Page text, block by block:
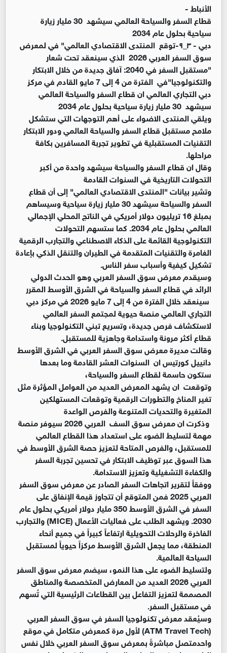
الأنباط -
قطاع السفر والسياحة العالمي سيشهد 30 مليار زيارة
سياحية بحلول عام 2034
دبي - ٣_٩-توقع المنتدى الاقتصادي العالمي" في لمعرض
سوق السفر العربي 2026 الذي سينعقد تحت شعار
"مستقبل السفر في 2040: آفاق جديدة من خلال الابتكار
والتكنولوجيا"في الفترة من 4 إلى 7 مايو القادم في مركز
دبي التجاري العالمي ان قطاع السفر والسياحة العالمي
سيشهد 30 مليار زيارة سياحية بحلول عام 2034
ويلقي المنتدى الاضواء على أهم التوجهات التي ستشكل
ملامح مستقبل قطاع السفر والسياحة العالمي ودور الابتكار
التقنيات المستقبلية في تطوير تجربة المسافرين بكافة
مراحلها.
وقال ان قطاع السفر والسياحة سيشهد واحدة من أكبر
التحولات التاريخية في السنوات القادمة
وتشير بيانات "المنتدى الاقتصادي العالمي" إلى أن قطاع
السفر والسياحة سيشهد 30 مليار زيارة سياحية وسيساهم
بمبلغ 16 تريليون دولار أمريكي في الناتج المحلي الإجمالي
العالمي بحلول عام 2034. كما ستسهم التحولات
التكنولوجية القائمة على الذكاء الاصطناعي والتجارب الرقمية
الغامرة والتقنيات المتقدمة في الطيران والتنقل الذكي بإعادة
تشكيل كيفية وأسباب سفر الناس.
وسيقدم معرض سوق السفر العربي وهو الحدث الدولي
الرائد في قطاع السفر والسياحة في الشرق الأوسط المقرر
سينعقد خلال الفترة من 4 إلى 7 مايو 2026 في مركز دبي
التجاري العالمي منصة حيوية لمجتمع السفر العالمي
لاستكشاف فرص جديدة، وتسريع تبني التكنولوجيا وبناء
قطاع أكثر مرونة واستدامة وجاهزية للمستقبل.
وقالت مديرة معرض سوق السفر العربي في الشرق الأوسط
دانييل كورتيس ان السنوات العشر القادمة وما بعدها
ستكون حاسمة لقطاع السفر والسياحة،
وتوقعت ان يشهد المعرض العديد من العوامل المؤثرة مثل
تغير المناخ والتطورات الرقمية وتوقعات المستهلكين
المتغيرة والتحديات المتنوعة والفرص الواعدة
وذكرت ان معرض سوق السف العربي 2026 سيوفر منصة
مهمة لتسليط الضوء على استعداد هذا القطاع العالمي
للمستقبل، والفرص المتاحة لتعزيز حصة الشرق الأوسط في
هذا السوق عبر توظيف الابتكار في تحسين تجربة السفر
والكفاءة التشغيلية وتعزيز الاستدامة.
ووفقاً لتقرير اتجاهات السفر الصادر عن معرض سوق السفر
العربي 2025 فمن المتوقع أن تتجاوز قيمة الإنفاق على
السفر في الشرق الأوسط 350 مليار دولار أمريكي بحلول عام
2030. ويشهد الطلب على فعاليات الأعمال (MICE) والتجارب
الفاخرة والرحلات التحويلية ارتفاعاً كبيراً في جميع أنحاء
المنطقة، مما يجعل الشرق الأوسط مركزاً حيوياً لمستقبل
السياحة العالمية.
ولتسليط الضوء على هذا النمو، سيضم معرض سوق السفر
العربي 2026 العديد من المعارض المتخصصة والمناطق
المصممة لتعزيز التفاعل بين القطاعات الرئيسية التي تُسهم
في مستقبل السفر.
وسيُعقد معرض تكنولوجيا السفر في سوق السفر العربي
(ATM Travel Tech) لأول مرة كمعرض متكامل في موقع
واحدمتصل مباشرةً بمعرض سوق السفر العربي خلال نفس